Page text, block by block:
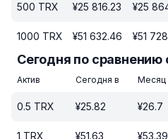
500 TRX ¥25 816.23 ¥25
1000 TRX ¥51 632.46 ¥51
Сегодня по
Актив Сегодня в Месяц
0.5 TRX ¥25.82 ¥26.7
1 TRX ¥51.63 ¥53.39